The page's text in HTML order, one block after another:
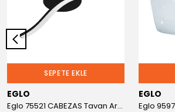
SEPETE EKLE
EGLO
Eglo 75521 CABEZAS Tavan Armatürü
EGLO